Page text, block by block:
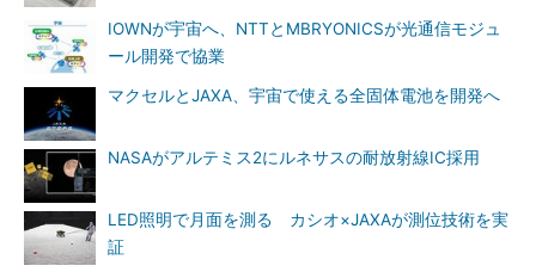
IOWNが宇宙へ、NTTとMBRYONICSが光通信モジュ
ール開発で協業
マクセルとJAXA、宇宙で使える全固体電池を開発へ
NASAがアルテミス2にルネサスの耐放射線IC採用
LED照明で月面を測る カシオ×JAXAが測位技術を実
証